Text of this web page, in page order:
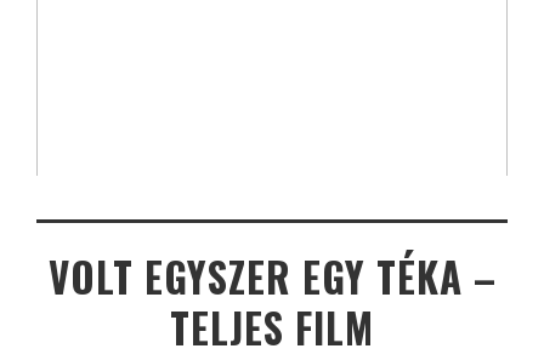
VOLT EGYSZER EGY TÉKA –
TELJES FILM